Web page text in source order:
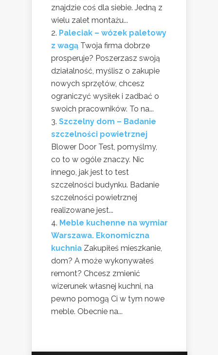
znajdzie coś dla siebie. Jedną z
wielu zalet montażu...
Paleciak – wózek paletowy
z wagą Twoja firma dobrze
prosperuje? Poszerzasz swoją
działalność, myślisz o zakupie
nowych sprzętów, chcesz
ograniczyć wysiłek i zadbać o
swoich pracowników. To na...
Szczelny dom – Badanie
szczelności powietrznej
Blower Door Test, pomyślmy,
co to w ogóle znaczy. Nic
innego, jak jest to test
szczelności budynku. Badanie
szczelności powietrznej
realizowane jest...
Meble kuchenne na wymiar
Warszawa. Ekonomiczna
kuchnia Zakupiłeś mieszkanie,
dom? A może wykonywałeś
remont? Chcesz zmienić
wizerunek własnej kuchni, na
pewno pomogą Ci w tym nowe
meble. Obecnie na...